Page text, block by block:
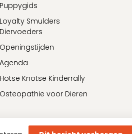
Puppygids
Loyalty Smulders
Diervoeders
Openingstijden
Agenda
Hotse Knotse Kinderrally
Osteopathie voor Dieren